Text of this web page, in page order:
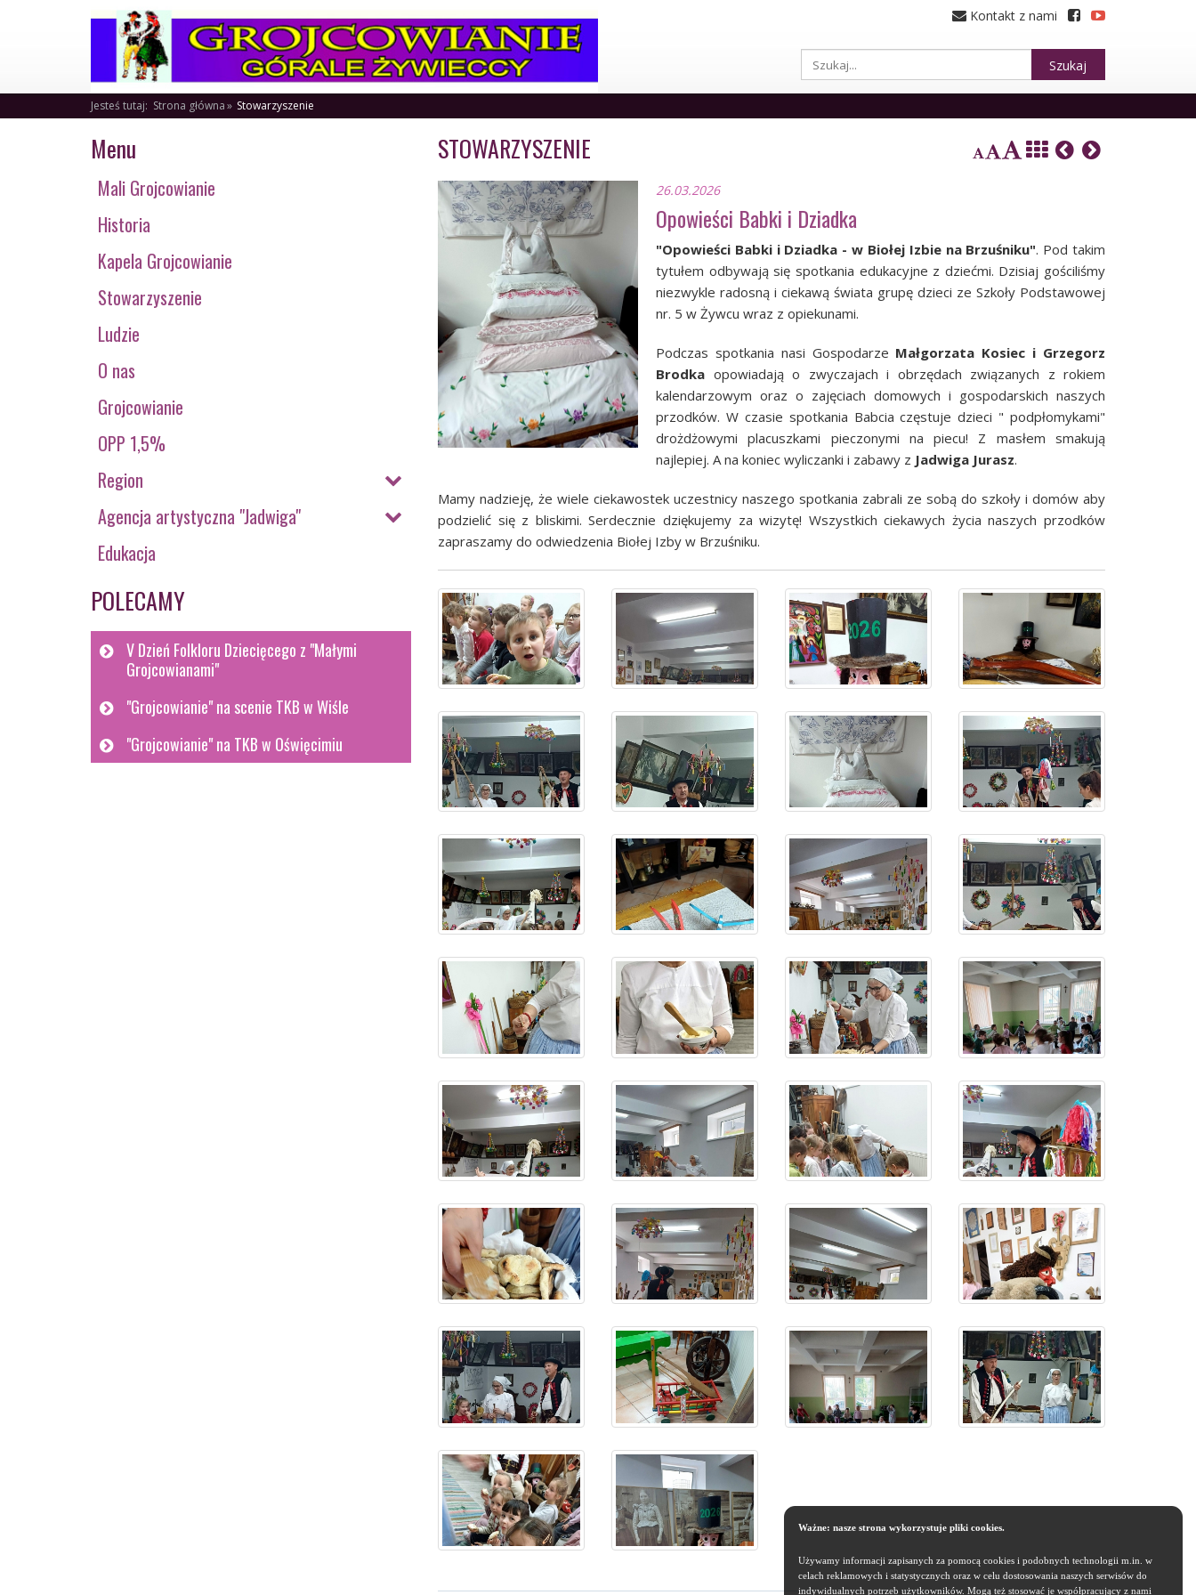
Kontakt z nami
Szukaj
Jesteś tutaj: Strona główna Stowarzyszenie
Menu
Mali Grojcowianie
Historia
Kapela Grojcowianie
Stowarzyszenie
Ludzie
O nas
Grojcowianie
OPP 1,5%
Region
Agencja artystyczna "Jadwiga"
Edukacja
POLECAMY
V Dzień Folkloru Dziecięcego z "Małymi
Grojcowianami"
"Grojcowianie" na scenie TKB w Wiśle
"Grojcowianie" na TKB w Oświęcimiu
STOWARZYSZENIE
26.03.2026
Opowieści Babki i Dziadka
"Opowieści Babki i Dziadka - w Biołej Izbie na Brzuśniku". Pod takim
tytułem odbywają się spotkania edukacyjne z dziećmi. Dzisiaj gościliśmy
niezwykle radosną i ciekawą świata grupę dzieci ze Szkoły Podstawowej
nr. 5 w Żywcu wraz z opiekunami.
Podczas spotkania nasi Gospodarze Małgorzata Kosiec i Grzegorz
Brodka opowiadają o zwyczajach i obrzędach związanych z rokiem
kalendarzowym oraz o zajęciach domowych i gospodarskich naszych
przodków. W czasie spotkania Babcia częstuje dzieci " podpłomykami"
drożdżowymi placuszkami pieczonymi na piecu! Z masłem smakują
najlepiej. A na koniec wyliczanki i zabawy z Jadwiga Jurasz.
Mamy nadzieję, że wiele ciekawostek uczestnicy naszego spotkania zabrali ze sobą do szkoły i domów aby
podzielić się z bliskimi. Serdecznie dziękujemy za wizytę! Wszystkich ciekawych życia naszych przodków
zapraszamy do odwiedzenia Biołej Izby w Brzuśniku.
Ważne: nasze strona wykorzystuje pliki cookies.
Używamy informacji zapisanych za pomocą cookies i podobnych technologii m.in. w
celach reklamowych i statystycznych oraz w celu dostosowania naszych serwisów do
indywidualnych potrzeb użytkowników. Mogą też stosować je współpracujący z nami